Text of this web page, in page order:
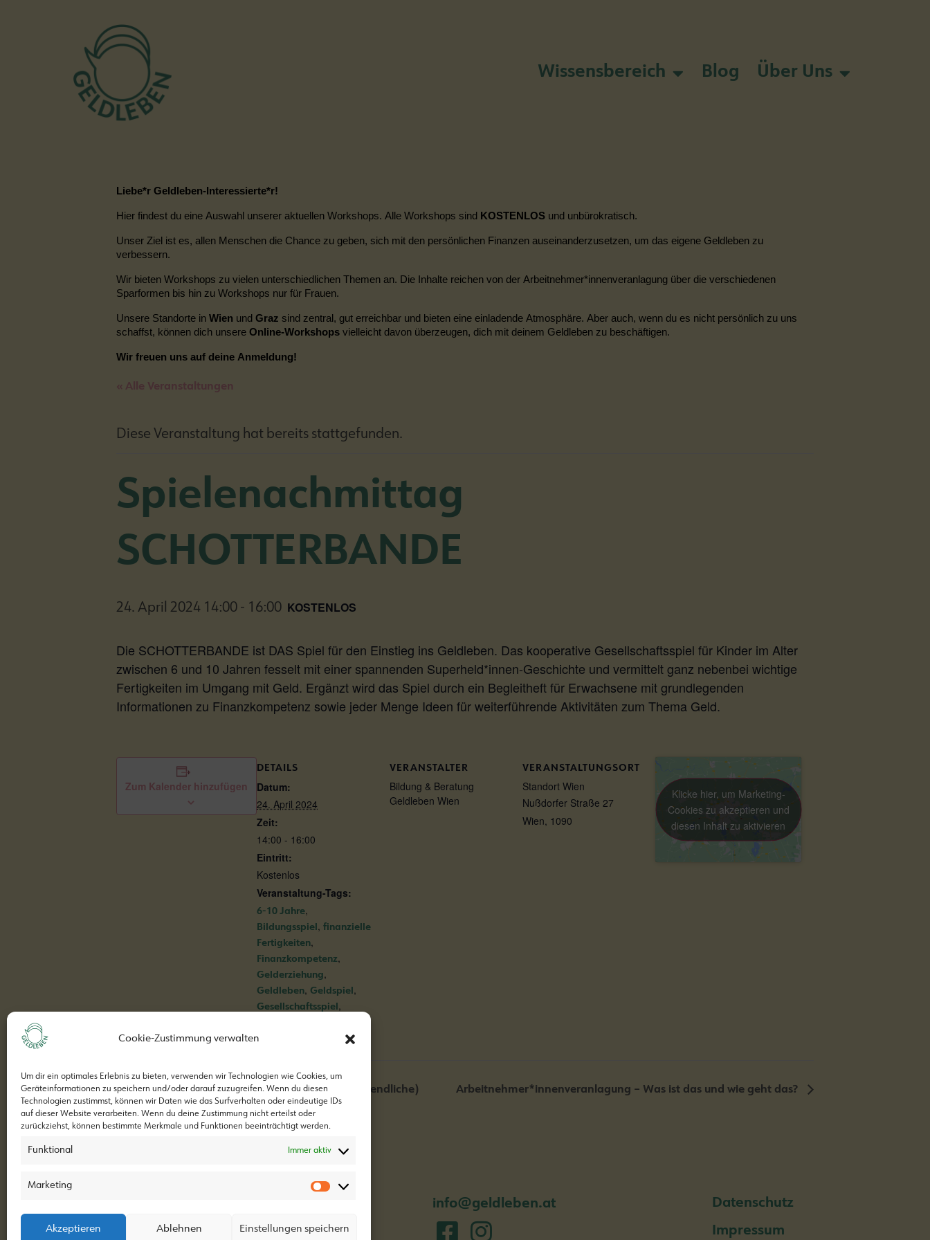
Cookie-Zustimmung verwalten
Um dir ein optimales Erlebnis zu bieten, verwenden wir Technologien wie Cookies, um
Geräteinformationen zu speichern und/oder darauf zuzugreifen. Wenn du diesen
Technologien zustimmst, können wir Daten wie das Surfverhalten oder eindeutige IDs
auf dieser Website verarbeiten. Wenn du deine Zustimmung nicht erteilst oder
zurückziehst, können bestimmte Merkmale und Funktionen beeinträchtigt werden.
Funktional Immer aktiv
Marketing
Akzeptieren Ablehnen Einstellungen speichern
Wissensbereich Blog Über Uns
Liebe*r Geldleben-Interessierte*r!
Hier findest du eine Auswahl unserer aktuellen Workshops. Alle Workshops sind KOSTENLOS und unbürokratisch.
Unser Ziel ist es, allen Menschen die Chance zu geben, sich mit den persönlichen Finanzen auseinanderzusetzen, um das eigene Geldleben zu
verbessern.
Wir bieten Workshops zu vielen unterschiedlichen Themen an. Die Inhalte reichen von der Arbeitnehmer*innenveranlagung über die verschiedenen
Sparformen bis hin zu Workshops nur für Frauen.
Unsere Standorte in Wien und Graz sind zentral, gut erreichbar und bieten eine einladende Atmosphäre. Aber auch, wenn du es nicht persönlich zu uns
schaffst, können dich unsere Online-Workshops vielleicht davon überzeugen, dich mit deinem Geldleben zu beschäftigen.
Wir freuen uns auf deine Anmeldung!
« Alle Veranstaltungen
Diese Veranstaltung hat bereits stattgefunden.
Spielenachmittag
SCHOTTERBANDE
24. April 2024 14:00 - 16:00 KOSTENLOS
Die SCHOTTERBANDE ist DAS Spiel für den Einstieg ins Geldleben. Das kooperative Gesellschaftsspiel für Kinder im Alter
zwischen 6 und 10 Jahren fesselt mit einer spannenden Superheld*innen-Geschichte und vermittelt ganz nebenbei wichtige
Fertigkeiten im Umgang mit Geld. Ergänzt wird das Spiel durch ein Begleitheft für Erwachsene mit grundlegenden
Informationen zu Finanzkompetenz sowie jeder Menge Ideen für weiterführende Aktivitäten zum Thema Geld.
Zum Kalender hinzufügen
DETAILS
Datum:
24. April 2024
Zeit:
14:00 - 16:00
Eintritt:
Kostenlos
Veranstaltung-Tags:
6-10 Jahre,
Bildungsspiel , finanzielle
Fertigkeiten,
Finanzkompetenz,
Gelderziehung,
Geldleben, Geldspiel ,
Gesellschaftsspiel ,
Lernspiel
VERANSTALTER
Bildung & Beratung
Geldleben Wien
VERANSTALTUNGSORT
Standort Wien
Nußdorfer Straße 27
Wien, 1090
Klicke hier, um Marketing-
Cookies zu akzeptieren und
diesen Inhalt zu aktivieren
Modul 5: Was kostet das Leben? (für Jugendliche) Arbeitnehmer*innenveranlagung – Was ist das und wie geht das?
info@geldleben.at
Datenschutz
Impressum